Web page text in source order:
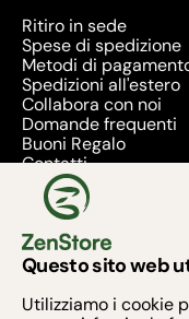
Ritiro in sede
Spese di spedizione
Metodi di
Spedizioni all'estero
Collabora con noi
Domande frequenti
Buoni Regalo
Contatti
Metodi di
Questo sito web
Utilizziamo i cookie